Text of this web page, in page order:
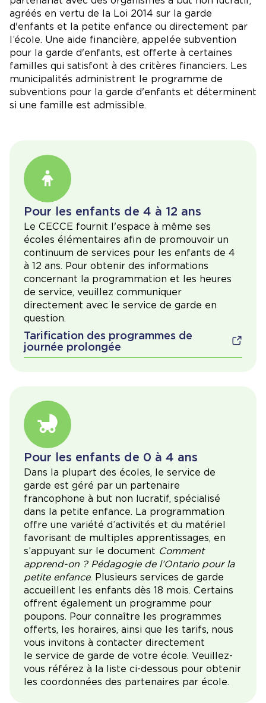
agréés en vertu de la Loi 2014 sur la garde
d'enfants et la petite enfance ou directement par
l’école. Une aide financière, appelée subvention
pour la garde d'enfants, est offerte à certaines
familles qui satisfont à des critères financiers. Les
municipalités administrent le programme de
subventions pour la garde d'enfants et déterminent
si une famille est admissible.
Pour les enfants de 4 à 12 ans
Le CECCE fournit l'espace à même ses
écoles élémentaires afin de promouvoir un
continuum de services pour les enfants de 4
à 12 ans. Pour obtenir des informations
concernant la programmation et les heures
de service, veuillez communiquer
directement avec le service de garde en
question.
Tarification des programmes de
journée prolongée
Pour les enfants de 0 à 4 ans
Dans la plupart des écoles, le service de
garde est géré par un partenaire
francophone à but non lucratif, spécialisé
dans la petite enfance. La programmation
offre une variété d’activités et du matériel
favorisant de multiples apprentissages, en
s’appuyant sur le document Comment
apprend-on ? Pédagogie de l’Ontario pour la
petite enfance. Plusieurs services de garde
accueillent les enfants dès 18 mois. Certains
offrent également un programme pour
poupons. Pour connaître les programmes
offerts, les horaires, ainsi que les tarifs, nous
vous invitons à contacter directement
le service de garde de votre école. Veuillez-
vous référez à la liste ci-dessous pour obtenir
les coordonnées des partenaires par école.